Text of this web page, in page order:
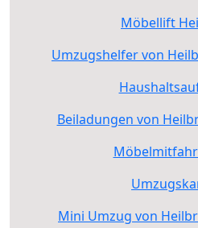
Möbellift
Umzugshelfer von
Beiladungen von
Mini Umzug von